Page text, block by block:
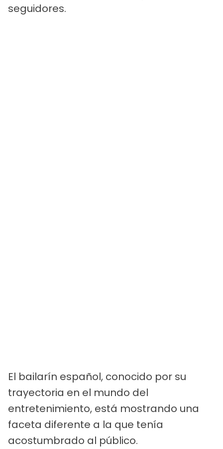
seguidores.
El bailarín español, conocido por su
trayectoria en el mundo del
entretenimiento, está mostrando una
faceta diferente a la que tenía
acostumbrado al público.